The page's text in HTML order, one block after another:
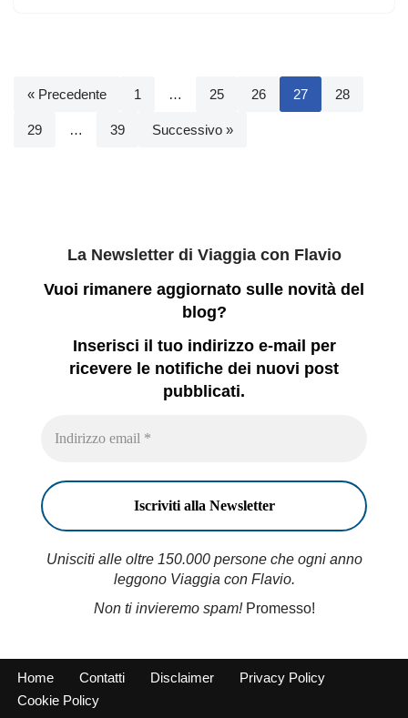
« Precedente 1 … 25 26 27 28
29 … 39 Successivo »
La Newsletter di Viaggia con Flavio
Vuoi rimanere aggiornato sulle novità del
blog?
Inserisci il tuo indirizzo e-mail per
ricevere le notifiche dei nuovi post
pubblicati.
Unisciti alle oltre 150.000 persone che ogni anno
leggono Viaggia con Flavio.
Non ti invieremo spam!Promesso!
Home Contatti Disclaimer
Privacy Policy
Cookie Policy